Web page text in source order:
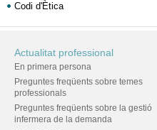
Codi d'Ètica
Actualitat professional
En primera persona
Preguntes freqüents sobre temes
professionals
Preguntes freqüents sobre la gestió
infermera de la demanda